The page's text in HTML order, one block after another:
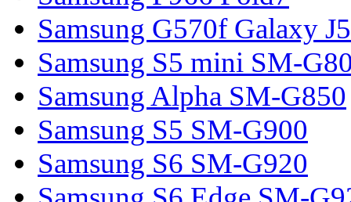
Samsung G570f Galaxy
Samsung S5 mini SM-
Samsung Alpha SM-G850
Samsung S5 SM-G900
Samsung S6 SM-G920